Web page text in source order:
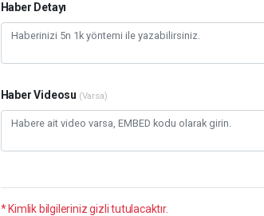
Haber Detayı
Haber Videosu (Varsa)
* Kimlik bilgileriniz gizli tutulacaktır.